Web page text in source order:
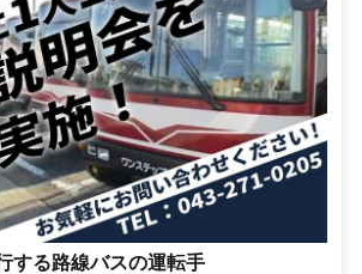
する路線バスの運転手